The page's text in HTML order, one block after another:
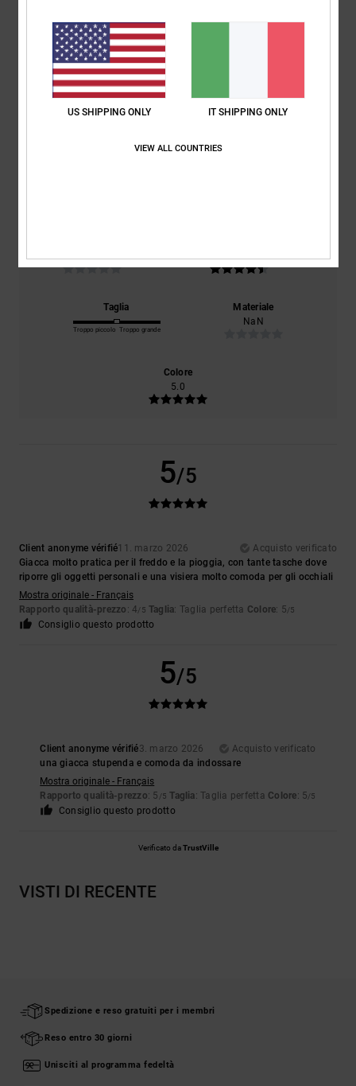
Recensioni dei clienti
Punteggio medio
5.0
NaN
4.5
Taglia
Troppo piccolo Troppo grande
Materiale
NaN
Colore
5.0
5/5
Client anonyme vérifié11. marzo 2026
Acquisto verificato
Giacca molto pratica per il freddo e la pioggia, con tante tasche dove
riporre gli oggetti personali e una visiera molto comoda per gli occhiali
Mostra originale - Français
Rapporto qualità-prezzo : 4/5 Taglia: Taglia perfetta Colore: 5/5
Consiglio questo prodotto
5/5
Client anonyme vérifié3. marzo 2026
Acquisto verificato
una giacca stupenda e comoda da indossare
Mostra originale - Français
Rapporto qualità-prezzo: 5 /5 Taglia: Taglia perfetta Colore: 5/5
Consiglio questo prodotto
Verificato daTrustVille
VISTI DI RECENTE
Spedizione e reso gratuiti per i membri
Reso entro 30 giorni
Unisciti al programma fedeltà
US SHIPPING ONLY IT SHIPPING ONLY
VIEW ALL COUNTRIES